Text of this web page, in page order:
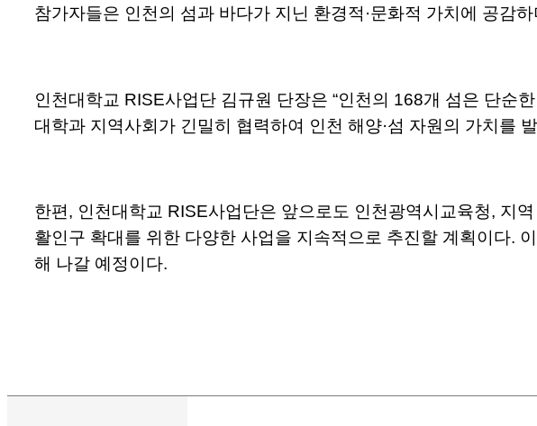
참가자들은 인천의 섬과 바다가 지닌 환경적·문화적 가치에 공감
인천대학교 RISE사업단 김규원 단장은 “인천의 168개 섬은 단순
대학과 지역사회가 긴밀히 협력하여 인천 해양·섬 자원의 가치를
한편, 인천대학교 RISE사업단은 앞으로도 인천광역시교육청, 지
활인구 확대를 위한 다양한 사업을 지속적으로 추진할 계획이다.
해 나갈 예정이다.